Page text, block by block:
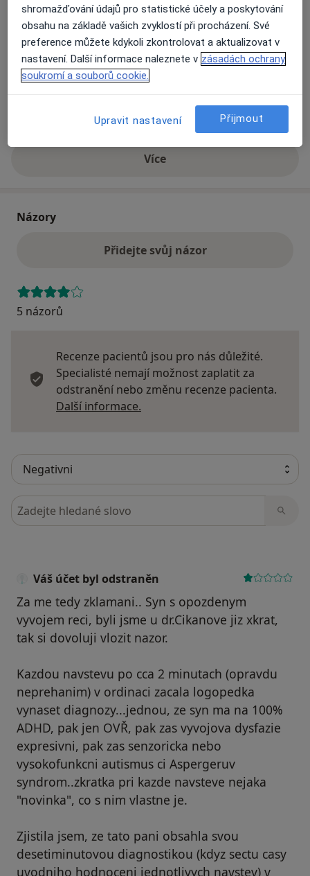
Dostupnost
Na této adrese online kalendář není aktivní
Co mám v takové situaci udělat?
Způsoby platby (soukromé návštěvy)
Na teto adrese lékař přijímá pacienty na pojišťovnu
Víceo adrese
Názory
Přidejte svůj názor
5 názorů
Recenze pacientů jsou pro nás důležité.
Specialisté nemají možnost zaplatit za
odstranění nebo změnu recenze pacienta.
Další informace.
Hledejte v názorech
Váš účet byl odstraněn
Za me tedy zklamani.. Syn s opozdenym
vyvojem reci, byli jsme u dr.Cikanove jiz xkrat,
tak si dovoluji vlozit nazor.
Kazdou navstevu po cca 2 minutach (opravdu
neprehanim) v ordinaci zacala logopedka
vynaset diagnozy...jednou, ze syn ma na 100%
ADHD, pak jen OVŘ, pak zas vyvojova dysfazie
expresivni, pak zas senzoricka nebo
vysokofunkcni autismus ci Aspergeruv
syndrom..zkratka pri kazde navsteve nejaka
"novinka", co s nim vlastne je.
Zjistila jsem, ze tato pani obsahla svou
desetiminutovou diagnostikou (kdyz sectu casy
uvodniho hodnoceni jednotlivych navstev) v
shromažďování údajů pro statistické účely a poskytování
obsahu na základě vašich zvyklostí při procházení. Své
preference můžete kdykoli zkontrolovat a aktualizovat v
nastavení. Další informace naleznete v zásadách ochrany
soukromí a souborů cookie.
Upravit nastavení Přijmout